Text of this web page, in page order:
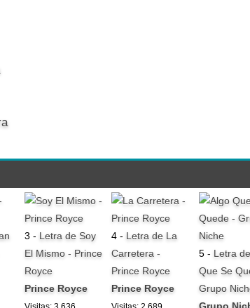
3 - Letra de Soy
El Mismo - Prince
Royce
Prince Royce
4 - Letra de La
Carretera -
Prince Royce
Prince Royce
5 - Letra
Que Se
Grupo